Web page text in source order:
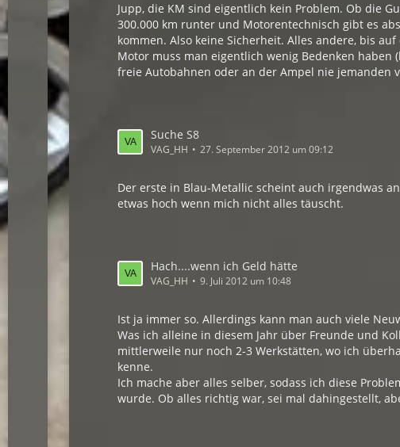
Jupp, die KM sind eigentlich kein Problem. Ob die
300.000 km runter und Motorentechnisch gibt es
kommen. Also keine Sicherheit. Alles andere, bis
Motor muss man eigentlich wenig Bedenken
freie Autobahnen oder an der Ampel nie jemanden
Suche S8
VAG_HH 27. September 2012 um 09:12
Der erste in Blau-Metallic scheint auch irgendwas
etwas hoch wenn mich nicht alles täuscht.
Hach....wenn ich Geld hätte
VAG_HH 9. Juli 2012 um 10:48
Ist ja immer so. Allerdings kann man auch viele
Was ich alleine in diesem Jahr über Freunde und
mittlerweile nur noch 2-3 Werkstätten, wo ich
kenne.
Ich mache aber alles selber, sodass ich diese
wurde. Ob alles richtig war, sei mal dahingestellt,